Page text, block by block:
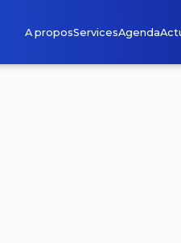
A proposServicesAgenda